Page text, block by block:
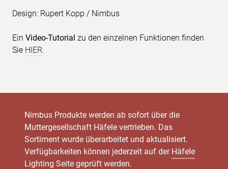
Design: Rupert Kopp / Nimbus
Ein Video-Tutorial zu den einzelnen Funktionen finden
Sie HIER.
Nimbus Produkte werden ab sofort über die
Muttergesellschaft Häfele vertrieben. Das
Sortiment wurde überarbeitet und aktualisiert.
Verfügbarkeiten können jederzeit auf der Häfele
Lighting Seite geprüft werden.